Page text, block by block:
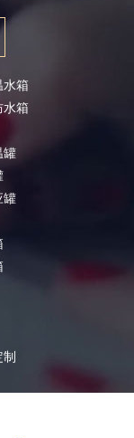
箱
箱
罐
罐